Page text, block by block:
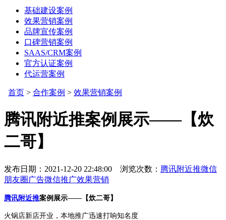
基础建设案例
效果营销案例
品牌宣传案例
口碑营销案例
SAAS/CRM案例
官方认证案例
代运营案例
首页 > 合作案例 > 效果营销案例
腾讯附近推案例展示——【炊
二哥】
发布日期：2021-12-20 22:48:00 浏览次数： 腾讯附近推微信
朋友圈广告微信推广效果营销
腾讯附近推案例展示——【炊二哥】
火锅店新店开业，本地推广迅速打响知名度